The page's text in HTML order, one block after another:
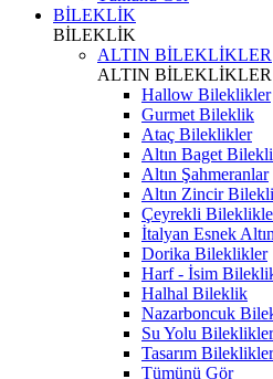
BİLEKLİK
BİLEKLİK
ALTIN BİLEKLİKLER
ALTIN BİLEKLİKLER
Hallow Bileklikler
Gurmet Bileklik
Ataç Bileklikler
Altın Baget
Altın Şahmeranlar
Altın Zincir
Çeyrekli
İtalyan Esnek
Dorika Bileklikler
Harf - İsim
Halhal Bileklik
Nazarboncuk
Su Yolu Bileklikler
Tasarım Bileklikler
Tümünü Gör